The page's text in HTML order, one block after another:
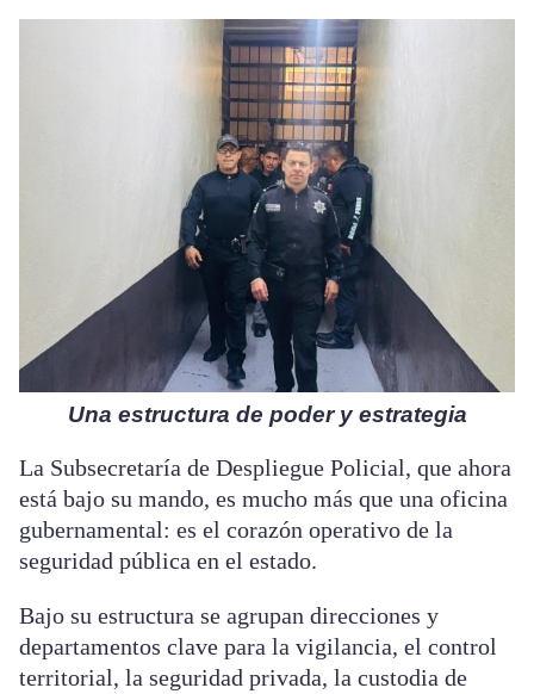
Una estructura de poder y estrategia
La Subsecretaría de Despliegue Policial, que ahora
está bajo su mando, es mucho más que una oficina
gubernamental: es el corazón operativo de la
seguridad pública en el estado.
Bajo su estructura se agrupan direcciones y
departamentos clave para la vigilancia, el control
territorial, la seguridad privada, la custodia de